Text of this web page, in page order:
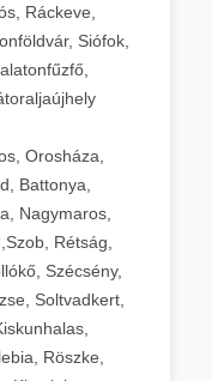
Ráckeve,
Siófok,
Orosháza,
Battonya,
Nagymaros,
Rétság,
Szécsény,
Soltvadkert,
Röszke,